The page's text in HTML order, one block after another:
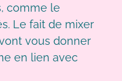
comme le
Le fait de mixer
vous donner
en lien avec